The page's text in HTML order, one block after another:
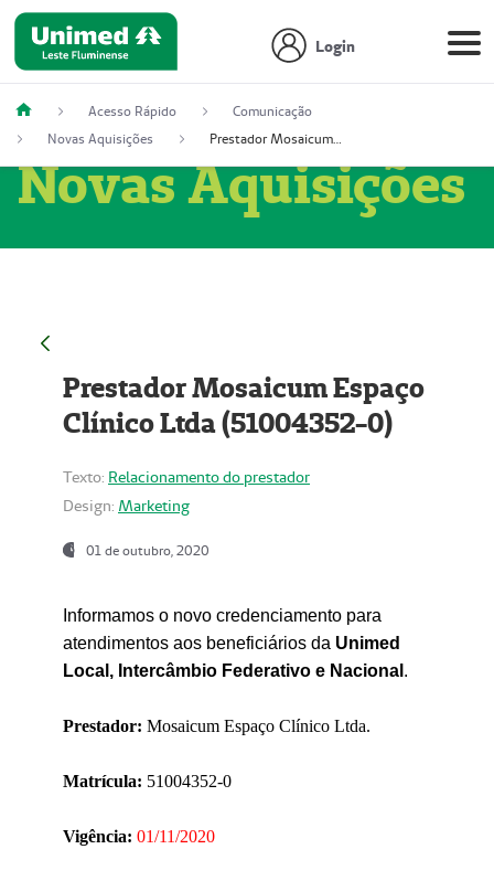
Login
Acesso Rápido
Comunicação
Novas Aquisições
Prestador Mosaicum Espaço Clínico Ltda (51004352-0)
Novas Aquisições
Prestador Mosaicum Espaço
Clínico Ltda (51004352-0)
Texto: Relacionamento do prestador
Design: Marketing
01 de outubro, 2020
Informamos o novo credenciamento para
atendimentos aos beneficiários da Unimed
Local, Intercâmbio Federativo e Nacional .
Prestador: Mosaicum Espaço Clínico Ltda.
Matrícula: 51004352-0
Vigência: 01/11/2020